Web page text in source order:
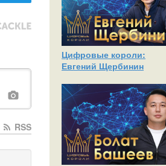
RSS
Цифровые короли:
Евгений Щербинин